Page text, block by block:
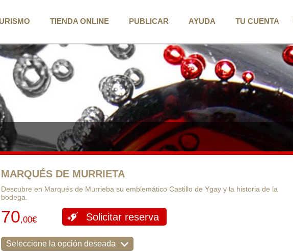
TIENDA ONLINE PUBLICAR AYUDA TU CUENTA
ENTRAR
REGISTRO
MARQUÉS DE MURRIETA
Descubre en Marqués de Murrieba su emblemático Castillo de Ygay y la historia de la
bodega.
70,00€ Solicitar reserva
Seleccione la opción deseada